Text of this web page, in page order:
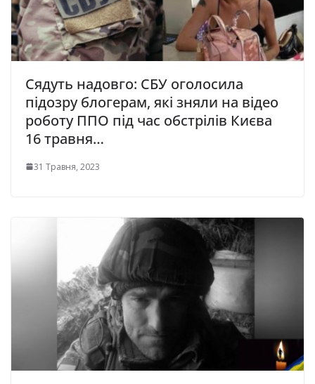
Сядуть надовго: СБУ оголосила
підозру блогерам, які зняли на відео
роботу ППО під час обстрілів Києва
16 травня…
31 Травня, 2023